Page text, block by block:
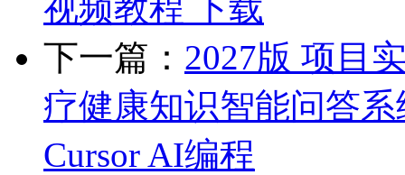
视频教程 下载
下一篇： 2027版 项目
疗健康知识智能问答系
Cursor AI编程